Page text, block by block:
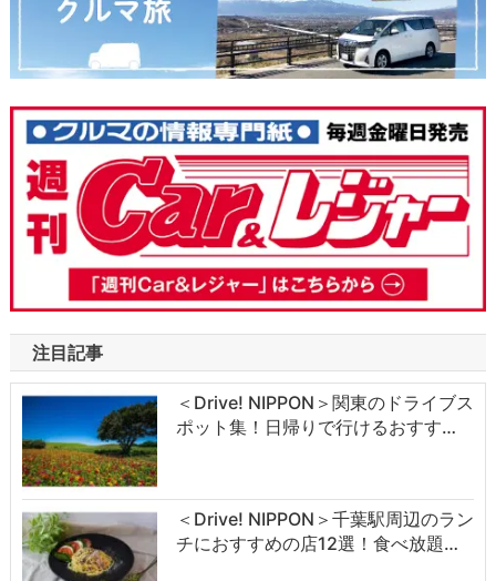
注目記事
＜Drive! NIPPON＞関東のドライブス
ポット集！日帰りで行けるおすす…
＜Drive! NIPPON＞千葉駅周辺のラン
チにおすすめの店12選！食べ放題…